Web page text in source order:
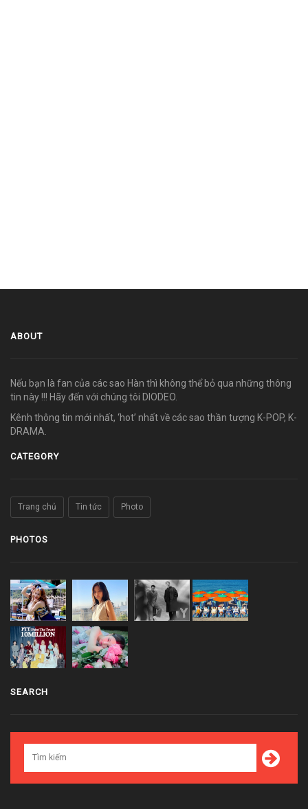
ABOUT
Nếu bạn là fan của các sao Hàn thì không thể bỏ qua những thông
tin này !!! Hãy đến với chúng tôi DIODEO.
Kênh thông tin mới nhất, ‘hot’ nhất về các sao thần tượng K-POP, K-
DRAMA.
CATEGORY
Trang chủ Tin tức Photo
PHOTOS
SEARCH